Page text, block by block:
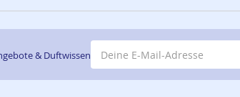
& Duftwissen